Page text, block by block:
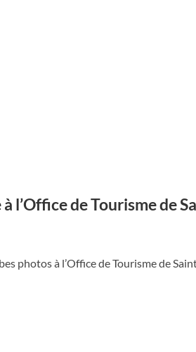
l’Office de Tourisme de
photos à l’Office de Tourisme de